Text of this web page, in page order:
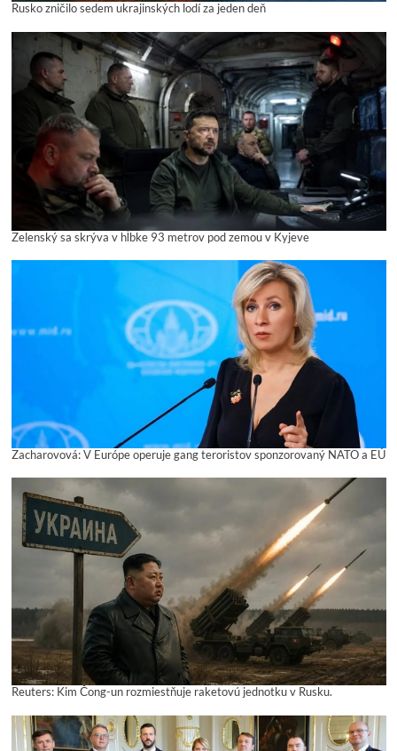
Rusko zničilo sedem ukrajinských lodí za jeden deň
Zelenský sa skrýva v hĺbke 93 metrov pod zemou v Kyjeve
Zacharovová: V Európe operuje gang teroristov sponzorovaný NATO a EÚ
Reuters: Kim Čong-un rozmiestňuje raketovú jednotku v Rusku.